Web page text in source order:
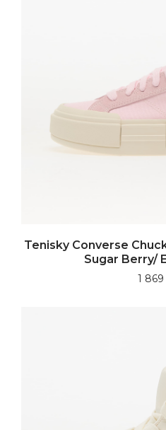
Tenisky Converse
Sugar Berry/
1 869